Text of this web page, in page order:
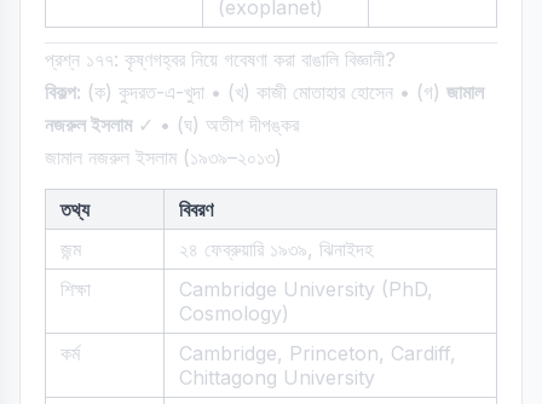
(exoplanet)
প্রশ্ন ১৭৭: কৃষ্ণগহ্বর নিয়ে গবেষণা করা বাঙালি বিজ্ঞানী?
বিকল্প: (ক) কুদরত-এ-খুদা • (খ) কাজী মোতাহার হোসেন • (গ) জামাল
নজরুল ইসলাম✓ • (ঘ) অতীশ দীপঙ্কর
জামাল নজরুল ইসলাম (১৯৩৯–২০১৩)
তথ্য
বিবরণ
জন্ম
২৪ ফেব্রুয়ারি ১৯৩৯, ঝিনাইদহ
শিক্ষা
Cambridge University (PhD,
Cosmology)
কর্ম
Cambridge, Princeton, Cardiff,
Chittagong University